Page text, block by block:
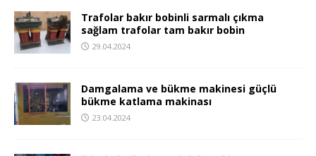
Trafolar bakır bobinli sarmalı çıkma
sağlam trafolar tam bakır bobin
29.04.2024
Damgalama ve bükme makinesi güçlü
bükme katlama makinası
23.04.2024